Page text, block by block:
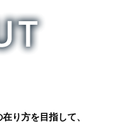
り方を目指して、